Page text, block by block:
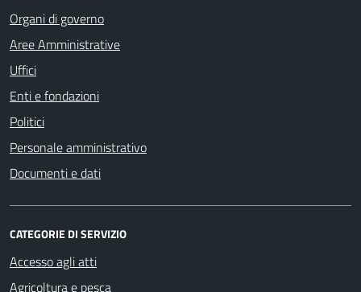
Organi di governo
Aree Amministrative
Uffici
Enti e fondazioni
Politici
Personale amministrativo
Documenti e dati
CATEGORIE DI SERVIZIO
Accesso agli atti
Agricoltura e pesca